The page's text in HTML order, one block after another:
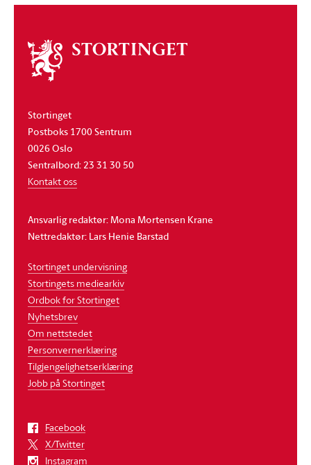
Om
stortinget
Stortinget
Postboks 1700 Sentrum
0026 Oslo
Sentralbord: 23 31 30 50
Kontakt oss
Ansvarlig redaktør: Mona Mortensen Krane
Nettredaktør: Lars Henie Barstad
Stortinget undervisning
Stortingets mediearkiv
Ordbok for Stortinget
Nyhetsbrev
Om nettstedet
Personvernerklæring
Tilgjengelighetserklæring
Jobb på Stortinget
Facebook
X/Twitter
Instagram